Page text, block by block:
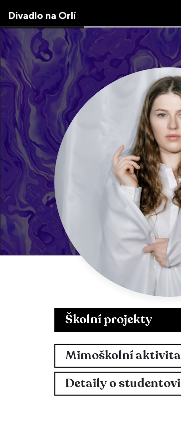
the
content
Divadlo na Orlí
Školní projekty
Mimoškolní aktivita
Detaily o studentovi